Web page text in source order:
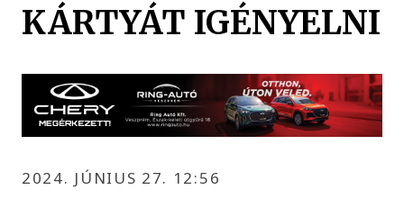
KÁRTYÁT IGÉNYELNI
2024. JÚNIUS 27. 12:56